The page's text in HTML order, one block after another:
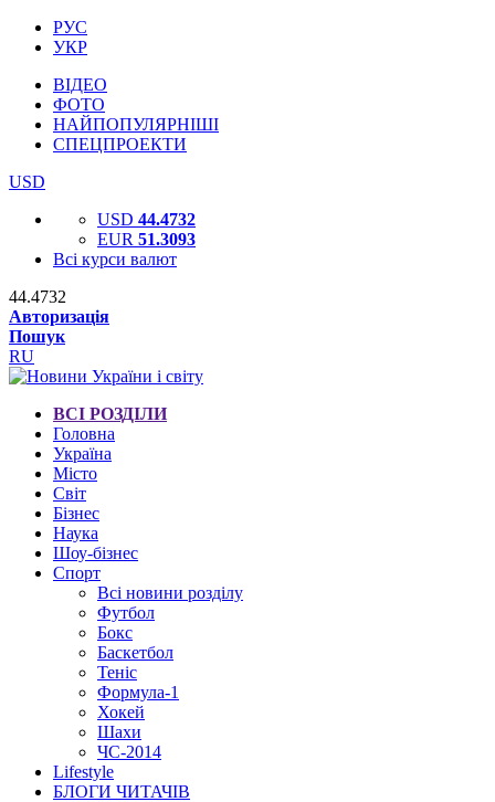
РУС
УКР
ВІДЕО
ФОТО
НАЙПОПУЛЯРНІШІ
СПЕЦПРОЕКТИ
USD
USD 44.4732
EUR 51.3093
Всі курси валют
44.4732
Авторизація
Пошук
RU
ВСІ РОЗДІЛИ
Головна
Україна
Місто
Світ
Бізнес
Наука
Шоу-бізнес
Спорт
Всі новини розділу
Футбол
Бокс
Баскетбол
Теніс
Формула-1
Хокей
Шахи
ЧС-2014
Lifestyle
БЛОГИ ЧИТАЧІВ